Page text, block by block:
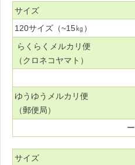
サイズ
120サイズ（~15㎏）
らくらくメルカリ便
（クロネコヤマト）
ゆうゆうメルカリ便
（郵便局）
ー
サイズ